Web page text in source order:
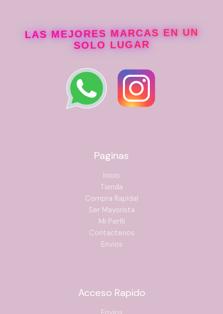
PociónLAS MEJORES MARCAS EN UN
SOLO LUGAR
Paginas
Inicio
Tienda
Compra Rapida!
Ser Mayorista
Mi Perfil
Contactenos
Envios
Acceso Rapido